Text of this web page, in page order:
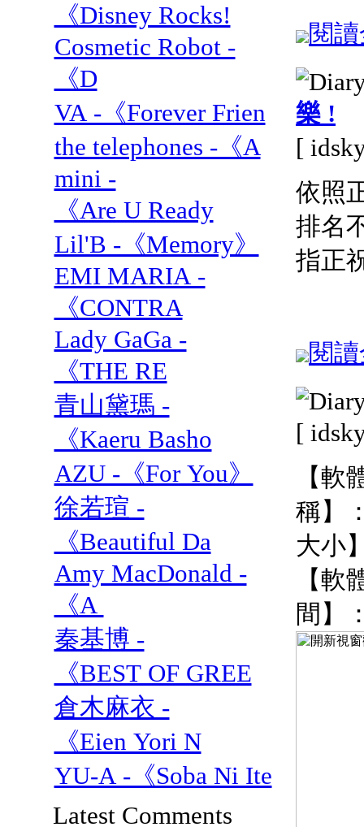
《Disney Rocks!
Cosmetic Robot -
《D
VA -《Forever Frien
the telephones -《A
mini -
《Are U Ready
Lil'B -《Memory》
EMI MARIA -
《CONTRA
Lady GaGa -
《THE RE
青山黛瑪 -
《Kaeru Basho
AZU -《For You》
徐若瑄 -
《Beautiful Da
Amy MacDonald -
《A
秦基博 -
《BEST OF GREE
倉木麻衣 -
《Eien Yori N
YU-A -《Soba Ni Ite
Latest Comments
閱
樂 !
[
依照
排名
指正
閱
[
【軟
稱】
大小
【
間】